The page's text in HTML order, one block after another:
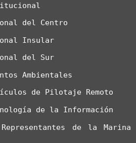
del Centro
Insular
del Sur
Ambientales
de Pilotaje Remoto
de la Información
de la Marina